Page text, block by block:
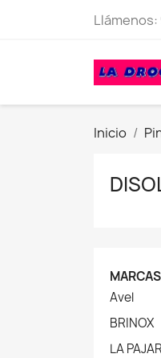
Llámenos:
Inicio
MARCAS
Avel
BRINOX
LA